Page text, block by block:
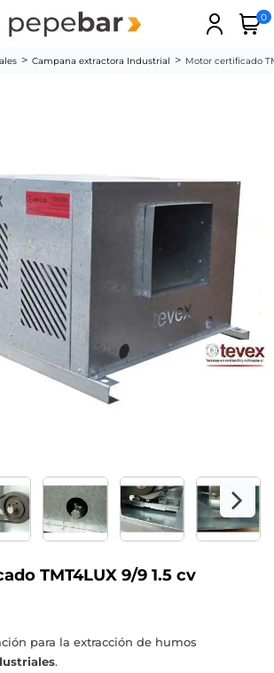
0
Campana extractora Industrial Motor certificado
TMT4LUX 9/9 1.5 cv
para la extracción de humos
.